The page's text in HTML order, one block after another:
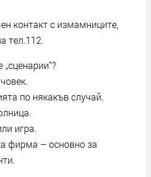
контакт с измамниците,
тел.112.
по някакъв случай.
игра.
фирма – основно за